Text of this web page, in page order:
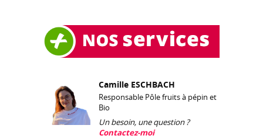
Camille ESCHBACH
Responsable Pôle fruits à pépin et
Bio
Un besoin, une question ?
Contactez-moi